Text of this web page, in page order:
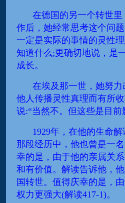
在德国的另一个转世里
作后 ，她经常思考这个问
一定是实际的事情的灵性
知道什么;更确切地说，是
成长。
在埃及 那一世 ，她努
他人传播灵性真理而有所
说:“当然不。 但这些是目前
1929年，在他的生命解
那段经历中，他也曾是一
幸的是，由于他的亲属关系
和有价值。解读告诉他，
国转世。值得庆幸的是，
权力更强大(解读417-1)。